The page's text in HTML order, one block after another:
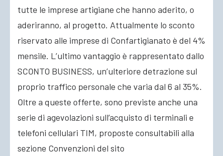
tutte le imprese artigiane che hanno aderito, o
aderiranno, al progetto. Attualmente lo sconto
riservato alle imprese di Confartigianato è del 4%
mensile. L’ultimo vantaggio è rappresentato dallo
SCONTO BUSINESS, un’ulteriore detrazione sul
proprio traffico personale che varia dal 6 al 35%.
Oltre a queste offerte, sono previste anche una
serie di agevolazioni sull’acquisto di terminali e
telefoni cellulari TIM, proposte consultabili alla
sezione Convenzioni del sito